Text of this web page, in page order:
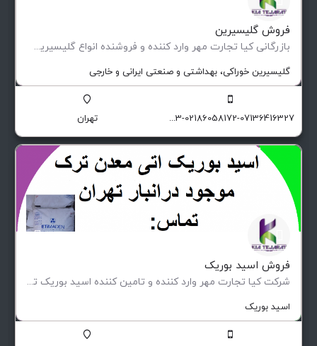
فروش گلیسیرین
بازرگانی کیا تجارت مهر وارد کننده و فروشنده انواع گلیسیرین بهداشتی،خوراکی و صنعتی موجود در انبار تهران…
گلیسیرین خوراکی، بهداشتی و صنعتی ایرانی و خارجی
09129174551-09129174503-02186058172-07136416327 تهران
فروش اسید بوریک
شرکت کیا تجارت مهر وارد کننده و تامین کننده اسید بوریک ترک و اسید بوریک آرژانتین آماده همکاری با تولید…
اسید بوریک